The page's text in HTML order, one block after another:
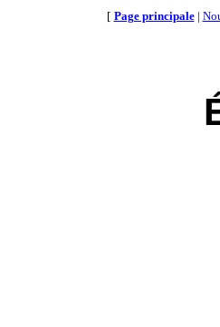
[ Page principale|